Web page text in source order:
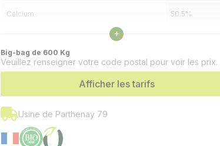
Calcium 50.5%
Voir les caractéristiques
+
Big-bag de 600 Kg
Veuillez renseigner votre code postal pour voir les prix.
Afficher les tarifs
Usine de Parthenay 79